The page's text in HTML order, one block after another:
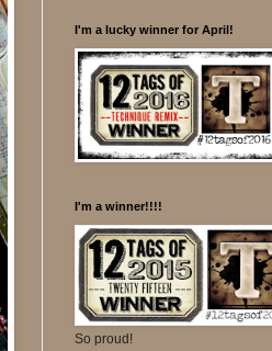
I'm a lucky winner for April!
I'm a winner!!!!
So proud!